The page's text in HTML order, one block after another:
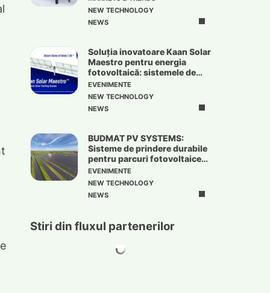
NEW TECHNOLOGY
NEWS
Soluția inovatoare Kaan Solar
Maestro pentru energia
fotovoltaică: sistemele de
urmărire solară
EVENIMENTE
NEW TECHNOLOGY
NEWS
BUDMAT PV SYSTEMS:
Sisteme de prindere durabile
pentru parcuri fotovoltaice
de mari dimensiuni
EVENIMENTE
NEW TECHNOLOGY
NEWS
Stiri din fluxul partenerilor